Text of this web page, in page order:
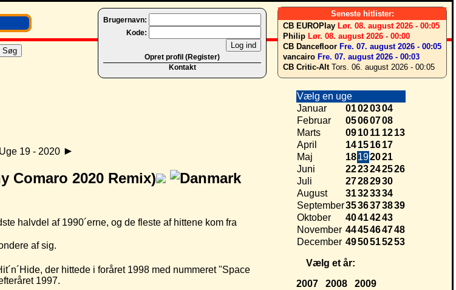
Seneste hitlister:
CB EUROPlay Lør. 08. august 2026 - 00:05
Philip Lør. 08. august 2026 - 00:00
CB Dancefloor Fre. 07. august 2026 - 00:05
vancairo Fre. 07. august 2026 - 00:03
CB Critic-AltTors. 06. august 2026 - 00:05
Brugernavn:
Kode:
Opret profil (Register)
Kontakt
Uge 19 - 2020 ►
Comaro 2020 Remix)
halvdel af 1990´erne, og de fleste af hittene kom fra
af sig.
der hittede i foråret 1998 med nummeret "Space
1997.
Vælg en uge
Januar
01020304
Februar
05060708
Marts
091011 1213
April
14151617
Maj
18192021
Juni
2223242526
Juli
27282930
August
31323334
September3536373839
Oktober
40414243
November 4445464748
December 4950515253
Vælg et år:
2007
2008
2009